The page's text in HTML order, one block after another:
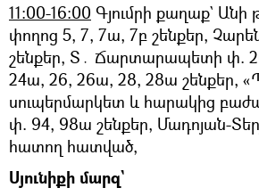
11:00-16:00 Գյումրի քաղաք` Անի
փողոց 5, 7, 7ա, 7բ շենքեր,
շենքեր, Տ․ Ճարտարապետի փ.
24ա, 26, 26ա, 28, 28ա շենքեր,
սուպերմարկետ և հարակից
փ. 94, 98ա շենքեր, Մադոյան-
հատող հատված,
Սյունիքի մարզ`